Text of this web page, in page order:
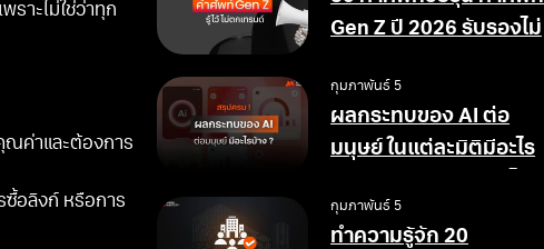
ราะไม่ใช่ว่าทุก
ณค่าและต้องการ
ซื้อลิงก์ หรือการ
Gen Z ปี 2026 รับรองไม่
กุมภาพันธ์ 5
ผลกระทบของ AI ต่อ
มนุษย์ ในแต่ละมิติมีอะไร
กุมภาพันธ์ 5
ทำความรู้จัก 20